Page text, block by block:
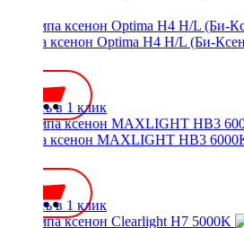
Лампа ксенон Optima H4 H/L (Би-
Купить в 1 клик
Лампа ксенон MAXLIGHT HB3
Купить в 1 клик